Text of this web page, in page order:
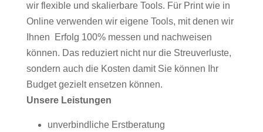
wir flexible und skalierbare Tools. Für Print wie in
Online verwenden wir eigene Tools, mit denen wir
Ihnen Erfolg 100% messen und nachweisen
können. Das reduziert nicht nur die Streuverluste,
sondern auch die Kosten damit Sie können Ihr
Budget gezielt ensetzen können.
Unsere Leistungen
unverbindliche Erstberatung